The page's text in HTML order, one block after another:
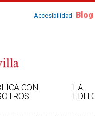
Accesibilidad Blog
CON
LA